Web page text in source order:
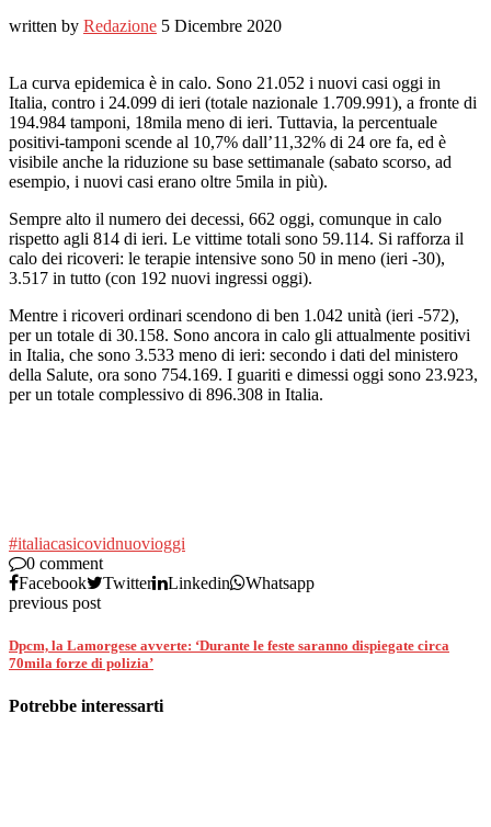
written by Redazione 5 Dicembre 2020
La curva epidemica è in calo. Sono 21.052 i nuovi casi oggi in
Italia, contro i 24.099 di ieri (totale nazionale 1.709.991), a fronte di
194.984 tamponi, 18mila meno di ieri. Tuttavia, la percentuale
positivi-tamponi scende al 10,7% dall’11,32% di 24 ore fa, ed è
visibile anche la riduzione su base settimanale (sabato scorso, ad
esempio, i nuovi casi erano oltre 5mila in più).
Sempre alto il numero dei decessi, 662 oggi, comunque in calo
rispetto agli 814 di ieri. Le vittime totali sono 59.114. Si rafforza il
calo dei ricoveri: le terapie intensive sono 50 in meno (ieri -30),
3.517 in tutto (con 192 nuovi ingressi oggi).
Mentre i ricoveri ordinari scendono di ben 1.042 unità (ieri -572),
per un totale di 30.158. Sono ancora in calo gli attualmente positivi
in Italia, che sono 3.533 meno di ieri: secondo i dati del ministero
della Salute, ora sono 754.169. I guariti e dimessi oggi sono 23.923,
per un totale complessivo di 896.308 in Italia.
#italiacasicovidnuovioggi
0 comment
Facebook
Twitter Linkedin
Whatsapp
previous post
Dpcm, la Lamorgese avverte: ‘Durante le feste saranno dispiegate circa
70mila forze di polizia’
Potrebbe interessarti